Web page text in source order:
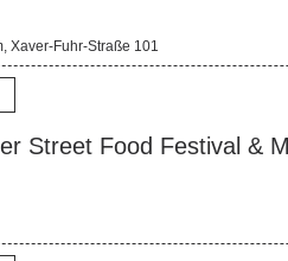
Xaver-Fuhr-Straße 101
Street Food Festival &